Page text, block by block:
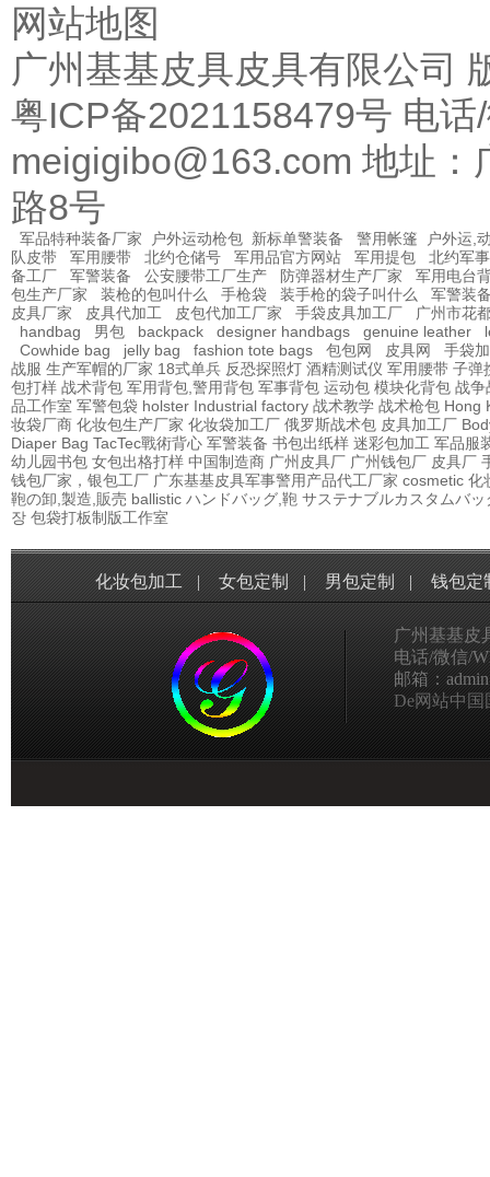
网站地图
广州基基皮具皮具有限公司
粤ICP备2021158479号 电
meigigibo@163.com 地址
路8号
军品特种装备厂家 户外运动枪包 新标单警装备 警用帐篷
户外运,
队皮带
军用腰带 北约仓储号 军用品官方网站 军用提包
北约军
备工厂
军警装备 公安腰带工厂生产 防弹器材生产厂家
军用电台
包生产厂家
装枪的包叫什么 手枪袋 装手枪的袋子叫什么
军警装
皮具厂家
皮具代加工 皮包代加工厂家 手袋皮具加工厂
广州市花
handbag
男包 backpack designer handbags genuine leather
Cowhide bag
jelly bag fashion tote bags 包包网 皮具网
手袋
战服 生产军帽的厂家 18式单兵 反恐探照灯 酒精测试仪 军用腰带 子弹
包打样 战术背包 军用背包,警用背包 军事背包 运动包 模块化背包 战争
品工作室 军警包袋 holster Industrial factory 战术教学 战术枪包 Hong
妆袋厂商 化妆包生产厂家 化妆袋加工厂 俄罗斯战术包 皮具加工厂
Diaper Bag TacTec戰術背心 军警装备 书包出纸样 迷彩包加工 军品服
幼儿园书包 女包出格打样 中国制造商 广州皮具厂 广州钱包厂 皮具厂
钱包厂家，银包工厂 广东基基皮具军事警用产品代工厂家 cosmetic 化
鞄の卸,製造,販売 ballistic ハンドバッグ,鞄 サステナブルカスタムバッ
장 包袋打板制版工作室
化妆包加工 | 女包定制 | 男包定制 | 钱包定
广州基基皮
电话/微信/
邮箱：
De网站中国